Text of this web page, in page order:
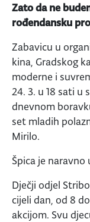
Zato da ne
rođendansku
Zabavicu u
kina, Gradskog
moderne i
24. 3. u 18 sati u
dnevnom
set mladih
Mirilo.
Špica je naravno
Dječji odjel
cijeli dan, od 8
akcijom. Svu